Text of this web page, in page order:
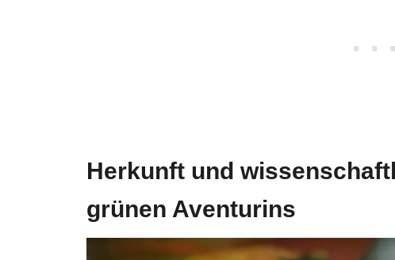
Herkunft und
grünen Aventurins